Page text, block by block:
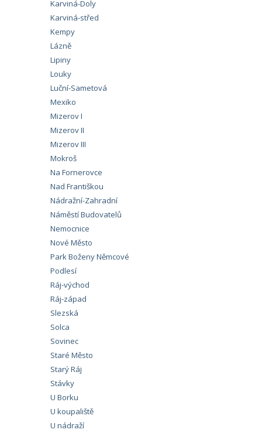
Karviná-Doly
Karviná-střed
Kempy
Lázně
Lipiny
Louky
Luční-Sametová
Mexiko
Mizerov I
Mizerov II
Mizerov III
Mokroš
Na Fornerovce
Nad Františkou
Nádražní-Zahradní
Náměstí Budovatelů
Nemocnice
Nové Město
Park Boženy Němcové
Podlesí
Ráj-východ
Ráj-západ
Slezská
Solca
Sovinec
Staré Město
Starý Ráj
Stávky
U Borku
U koupaliště
U nádraží